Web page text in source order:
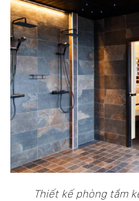
Thiết kế phòng tắm